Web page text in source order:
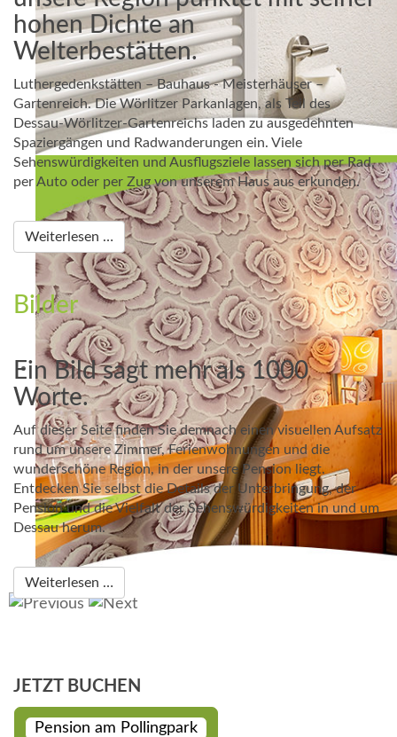
hohen Dichte an
Welterbestätten.
Luthergedenkstätten – Bauhaus - Meisterhäuser –
Gartenreich. Die Wörlitzer Parkanlagen, als Teil des
Dessau-Wörlitzer-Gartenreichs laden zu ausgedehnten
Spaziergängen und Radwanderungen ein. Viele
Sehenswürdigkeiten und Ausflugsziele lassen sich per Rad,
per Auto oder per Zug von unserem Haus aus erkunden.
Weiterlesen …
Bilder
Ein Bild sagt mehr als 1000
Worte.
Auf dieser Seite finden Sie demnach einen visuellen Aufsatz
rund um unsere Zimmer, Ferienwohnungen und die
wunderschöne Region, in der unsere Pension liegt.
Entdecken Sie selbst die Details der Unterbringung, der
Pension und die Vielfalt der Sehenswürdigkeiten in und um
Dessau herum.
Weiterlesen …
JETZT BUCHEN
Pension am Pollingpark